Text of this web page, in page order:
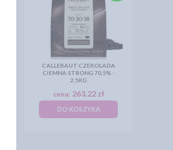
CALLEBAUT CZEKOLADA
CIEMNA STRONG 70,5% -
2,5KG
cena: 263,22 zł
DO KOSZYKA